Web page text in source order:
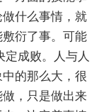
什么事情，就
衍了事。可能
成败。人与人
的那么大，很
，只是做出来